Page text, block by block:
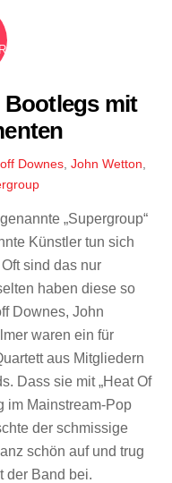
Bootlegs mit
Downes, John Wetton
„Supergroup“
Künstler tun sich
sind das nur
haben diese so
Downes, John
waren ein für
aus Mitgliedern
Dass sie mit „Heat Of
im Mainstream-Pop
der schmissige
schön auf und trug
der Band bei.